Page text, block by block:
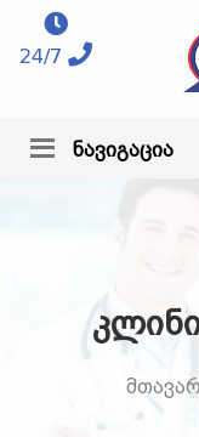
24/7
ნავიგაცია